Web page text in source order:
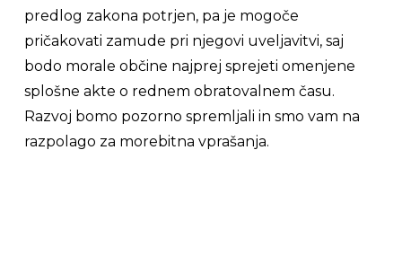
predlog zakona potrjen, pa je mogoče
pričakovati zamude pri njegovi uveljavitvi, saj
bodo morale občine najprej sprejeti omenjene
splošne akte o rednem obratovalnem času.
Razvoj bomo pozorno spremljali in smo vam na
razpolago za morebitna vprašanja.